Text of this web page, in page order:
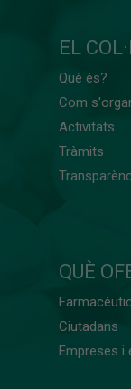
EL
Què és?
Com
Activitats
Tràmits
QUÈ
Ciutadans
Empreses i